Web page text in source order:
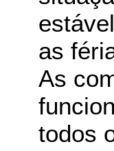
as
As
todos